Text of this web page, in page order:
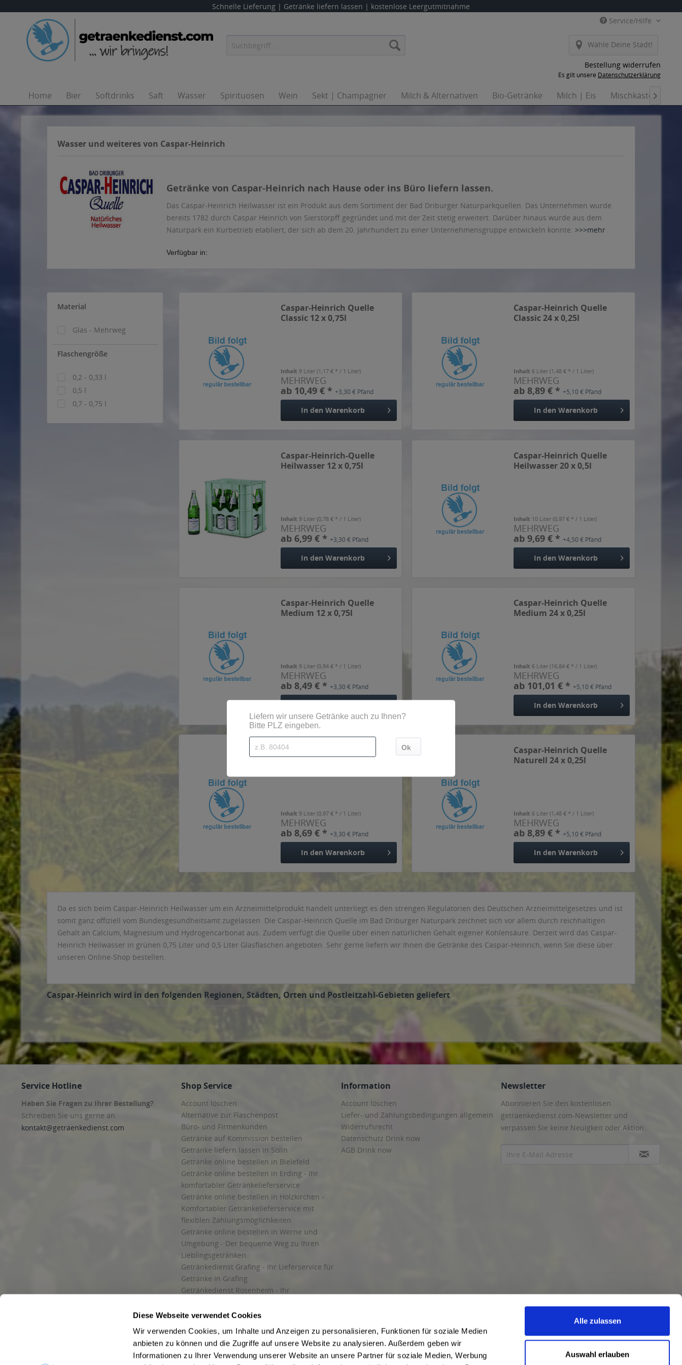
Diese Webseite verwendet Cookies
Wir verwenden Cookies, um Inhalte und Anzeigen zu personalisieren, Funktionen für soziale Medien
anbieten zu können und die Zugriffe auf unsere Website zu analysieren. Außerdem geben wir
Informationen zu Ihrer Verwendung unserer Website an unsere Partner für soziale Medien, Werbung
Alle zulassen
Auswahl erlauben
Schnelle Lieferung | Getränke liefern lassen | kostenlose Leergutmitnahme
Service/Hilfe
Wähle Deine Stadt!
Bestellung widerrufen
Es gilt unsere Datenschutzerklärung
Home Bier Softdrinks Saft Wasser Spirituosen Wein Sekt | Champagner Milch & Alternativen Bio-Getränke Milch | Eis Mischkästen

Wasser und weiteres von Caspar-Heinrich
Getränke von Caspar-Heinrich nach Hause oder ins Büro liefern lassen.
Das Caspar-Heinrich Heilwasser ist ein Produkt aus dem Sortiment der Bad Driburger Naturparkquellen. Das Unternehmen wurde
bereits 1782 durch Caspar Heinrich von Sierstorpff gegründet und mit der Zeit stetig erweitert. Darüber hinaus wurde aus dem
Naturpark ein Kurbetrieb etabliert, der sich ab dem 20. Jahrhundert zu einer Unternehmensgruppe entwickeln konnte. >>>mehr
Verfügbar in:
Material
Glas - Mehrweg
Flaschengröße
0,2 - 0,33 l
0,5 l
0,7 - 0,75 l
Caspar-Heinrich Quelle
Classic 12 x 0,75l
Inhalt 9 Liter(1,17 € * / 1 Liter)
MEHRWEG
ab 10,49 € *+3,30 € Pfand
In den Warenkorb
Caspar-Heinrich Quelle
Classic 24 x 0,25l
Inhalt 6 Liter(1,48 € * / 1 Liter)
MEHRWEG
ab 8,89 € *+5,10 € Pfand
In den Warenkorb
Caspar-Heinrich-Quelle
Heilwasser 12 x 0,75l
Inhalt 9 Liter(0,78 € * / 1 Liter)
MEHRWEG
ab 6,99 € *+3,30 € Pfand
In den Warenkorb
Caspar-Heinrich Quelle
Heilwasser 20 x 0,5l
Inhalt 10 Liter(0,97 € * / 1 Liter)
MEHRWEG
ab 9,69 € *+4,50 € Pfand
In den Warenkorb
Caspar-Heinrich Quelle
Medium 12 x 0,75l
Inhalt 9 Liter(0,94 € * / 1 Liter)
MEHRWEG
ab 8,49 € *+3,30 € Pfand
Caspar-Heinrich Quelle
Medium 24 x 0,25l
Inhalt 6 Liter(16,84 € * / 1 Liter)
MEHRWEG
ab 101,01 € *+5,10 € Pfand
In den Warenkorb
Caspar-Heinrich Quelle
Naturell 12 x 0,75l
Inhalt 9 Liter(0,97 € * / 1 Liter)
MEHRWEG
ab 8,69 € *+3,30 € Pfand
In den Warenkorb
Caspar-Heinrich Quelle
Naturell 24 x 0,25l
Inhalt 6 Liter(1,48 € * / 1 Liter)
MEHRWEG
ab 8,89 € *+5,10 € Pfand
In den Warenkorb
Da es sich beim Caspar-Heinrich Heilwasser um ein Arzneimittelprodukt handelt unterliegt es den strengen Regulatorien des Deutschen Arzneimittelgesetzes und ist
somit ganz offiziell vom Bundesgesundheitsamt zugelassen. Die Caspar-Heinrich Quelle im Bad Driburger Naturpark zeichnet sich vor allem durch reichhaltigen
Gehalt an Calcium, Magnesium und Hydrogencarbonat aus. Zudem verfügt die Quelle über einen natürlichen Gehalt eigener Kohlensäure. Derzeit wird das Caspar-
Heinrich Heilwasser in grünen 0,75 Liter und 0,5 Liter Glasflaschen angeboten. Sehr gerne liefern wir Ihnen die Getränke des Caspar-Heinrich, wenn Sie diese über
unseren Online-Shop bestellen.
Caspar-Heinrich wird in den folgenden Regionen, Städten, Orten und Postleitzahl-Gebieten geliefert
Service Hotline
Haben Sie Fragen zu Ihrer Bestellung?
Schreiben Sie uns gerne an
kontakt@getraenkedienst.com
Shop Service
Account löschen
Alternative zur Flaschenpost
Büro- und Firmenkunden
Getränke auf Kommission bestellen
Getränke liefern lassen in Solln
Getränke online bestellen in Bielefeld
Getränke online bestellen in Erding - Ihr
komfortabler Getränkelieferservice
Getränke online bestellen in Holzkirchen -
Komfortabler Getränkelieferservice mit
flexiblen Zahlungsmöglichkeiten
Getränke online bestellen in Werne und
Umgebung - Der bequeme Weg zu Ihren
Lieblingsgetränken
Getränkedienst Grafing - Ihr Lieferservice für
Getränke in Grafing
Getränkedienst Rosenheim - Ihr
und Umgebung
Liefergebiet
Lieferservice für Getränke
Wir liefern Getränke
Information
Account löschen
Liefer- und Zahlungsbedingungen allgemein
Widerrufsrecht
Datenschutz Drink now
AGB Drink now
Newsletter
Abonnieren Sie den kostenlosen
getraenkedienst.com-Newsletter und
verpassen Sie keine Neuigkeit oder Aktion.